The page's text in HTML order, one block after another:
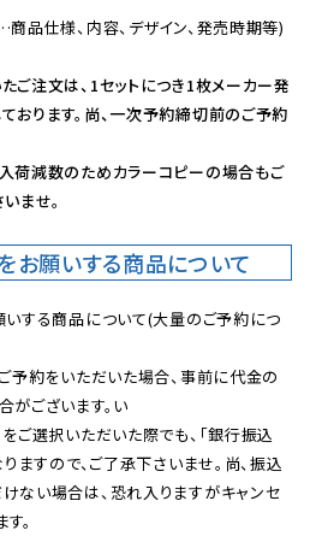
品仕様、内容、デザイン、発売時期等)
注文は、1セットにつき1枚メーカー発
おります。尚、一次予約締切前のご予約
荷減数のためカラーコピーの場合もご
ませ。
お願いする商品について
する商品について(大量のご予約につ
予約をいただいた場合、事前に代金の
がございます。い
ご選択いただいた際でも、「銀行振込
ますので、ご了承下さいませ。尚、振込
ない場合は、恐れ入りますがキャンセ
。